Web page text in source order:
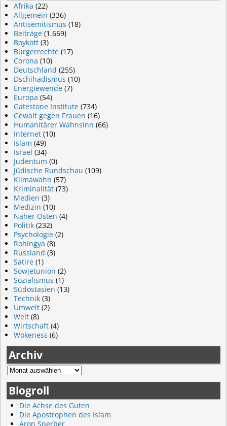
Afrika (22)
Allgemein (336)
Antisemitismus (18)
Beiträge (1.669)
Boykott (3)
Bürgerrechte (17)
Corona (10)
Deutschland (255)
Dschihadismus (10)
Energiewende (7)
Europa (54)
Gatestone Institute (734)
Gewalt gegen Frauen (16)
Humanitärer Wahnsinn (66)
Internet (10)
Islam (49)
Israel (34)
Judentum (0)
Jüdische Rundschau (109)
Klimawahn (57)
Kriminalität (73)
Medien (3)
Medizin (10)
Naher Osten (4)
Politik (232)
Psychologie (2)
Rohingya (8)
Russland (3)
Satire (1)
Sowjetunion (2)
Sozialismus (1)
Südostasien (13)
Technik (3)
Umwelt (2)
Welt (8)
Wirtschaft (4)
Wokeness (6)
Archiv
Blogroll
Die Achse des Guten
Die Apostrophen des Islam
Aron Sperber